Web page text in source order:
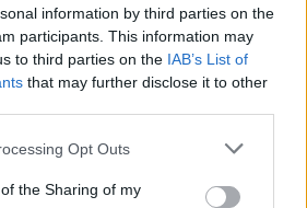
information by third parties on the
participants. This information may
to third parties on the IAB’s List of
that may further disclose it to other
Opt Outs
the Sharing of my
ανήθικο οι
να απολαμβάνουν τις
φαρμακευτικές,
κλπ εξίσου με εκείνους
φορολογικές και